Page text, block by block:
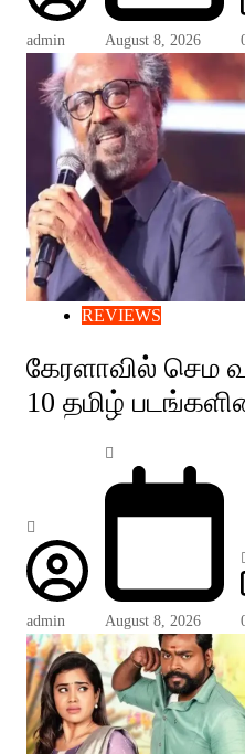
admin August 8, 2026
REVIEWS
கேரளாவில் செம
10 தமிழ்
admin August 8, 2026